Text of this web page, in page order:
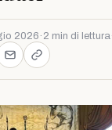
2026 · 2 min di lettura